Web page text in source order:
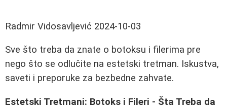
Radmir Vidosavljević 2024-10-03
Sve što treba da znate o botoksu i filerima pre
nego što se odlučite na estetski tretman. Iskustva,
saveti i preporuke za bezbedne zahvate.
Estetski Tretmani: Botoks i Fileri - Šta Treba da